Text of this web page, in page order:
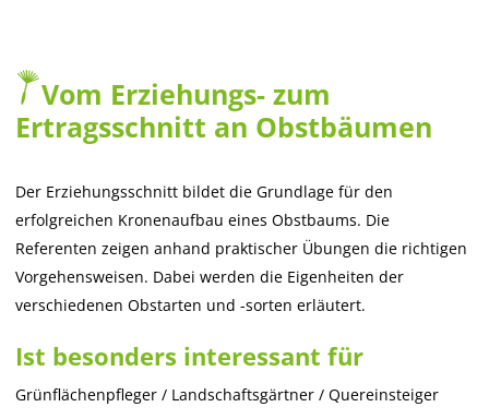
Vom Erziehungs- zum
Ertragsschnitt an Obstbäumen
Der Erziehungsschnitt bildet die Grundlage für den
erfolgreichen Kronenaufbau eines Obstbaums. Die
Referenten zeigen anhand praktischer Übungen die richtigen
Vorgehensweisen. Dabei werden die Eigenheiten der
verschiedenen Obstarten und -sorten erläutert.
Ist besonders interessant für
Grünflächenpfleger / Landschaftsgärtner / Quereinsteiger